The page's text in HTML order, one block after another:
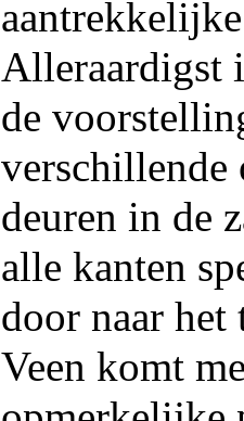
Alleraardigst
de
verschillende
deuren in de
alle kanten
door naar het
Veen komt